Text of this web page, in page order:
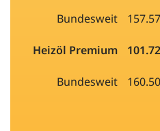
Bundesweit
Heizöl Premium
Bundesweit